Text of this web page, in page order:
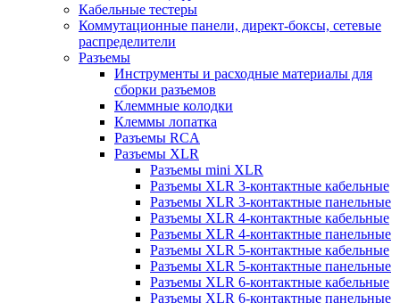
Кабельные тестеры
Коммутационные панели, директ-боксы, сетевые
распределители
Разъемы
Инструменты и расходные материалы для
сборки разъемов
Клеммные колодки
Клеммы лопатка
Разъемы RCA
Разъемы XLR
Разъемы mini XLR
Разъемы XLR 3-контактные кабельные
Разъемы XLR 3-контактные панельные
Разъемы XLR 4-контактные кабельные
Разъемы XLR 4-контактные панельные
Разъемы XLR 5-контактные кабельные
Разъемы XLR 5-контактные панельные
Разъемы XLR 6-контактные кабельные
Разъемы XLR 6-контактные панельные